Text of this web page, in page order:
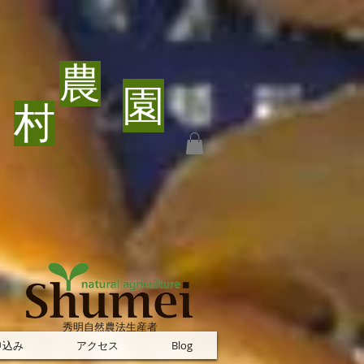
村
​農 園
​秀明自然農法生産者
み アクセス Blog